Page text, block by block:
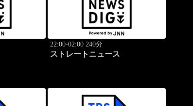
22:00-02:00 240分
ストレートニュース